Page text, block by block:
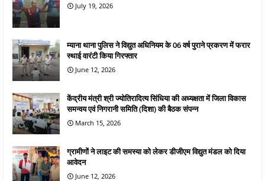
July 19, 2026
म्याना थाना पुलिस ने विद्युत अधिनियम के 06 वर्ष पुराने प्रकरण में फरार
स्थाई वारंटी किया गिरफ्तार
June 12, 2026
केंद्रीय मंत्री श्री ज्योतिरादित्य सिंधिया की अध्यक्षता में जिला विकास
समन्वय एवं निगरानी समिति (दिशा) की बैठक संपन्न
March 15, 2026
ग्रामीणों ने लाइट की समस्या को लेकर डीजीएम विद्युत मंडल को दिया
आवेदन
June 12, 2026